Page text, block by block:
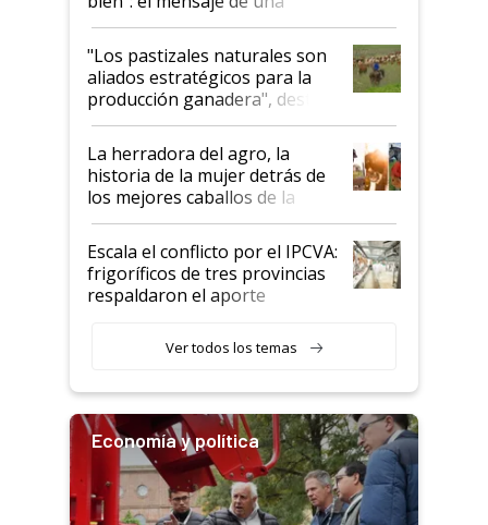
ganadera uruguaya sobre las
oportunidades que se abren
para el agro en Argentina, con
foco en la carne
"Los pastizales naturales son
aliados estratégicos para la
producción ganadera", destaca
la iniciativa que ya reúne a 46
establecimientos en Argentina
La herradora del agro, la
historia de la mujer detrás de
los mejores caballos de la
Argentina y los mitos que
todavía hacen sufrir a estos
animales: "Mientras me
descalificaban, yo seguí
haciendo currículum"
Escala el conflicto por el IPCVA:
frigoríficos de tres provincias
respaldaron el aporte
Ver todos los temas
Economía y política